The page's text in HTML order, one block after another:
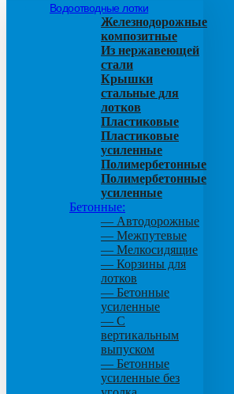
Водоотводные лотки
Железнодорожные
композитные
Из нержавеющей
стали
Крышки
стальные для
лотков
Пластиковые
Пластиковые
усиленные
Полимербетонные
Полимербетонные
усиленные
Бетонные:
— Автодорожные
— Межпутевые
— Мелкосидящие
— Корзины для
лотков
— Бетонные
усиленные
— С
вертикальным
выпуском
— Бетонные
усиленные без